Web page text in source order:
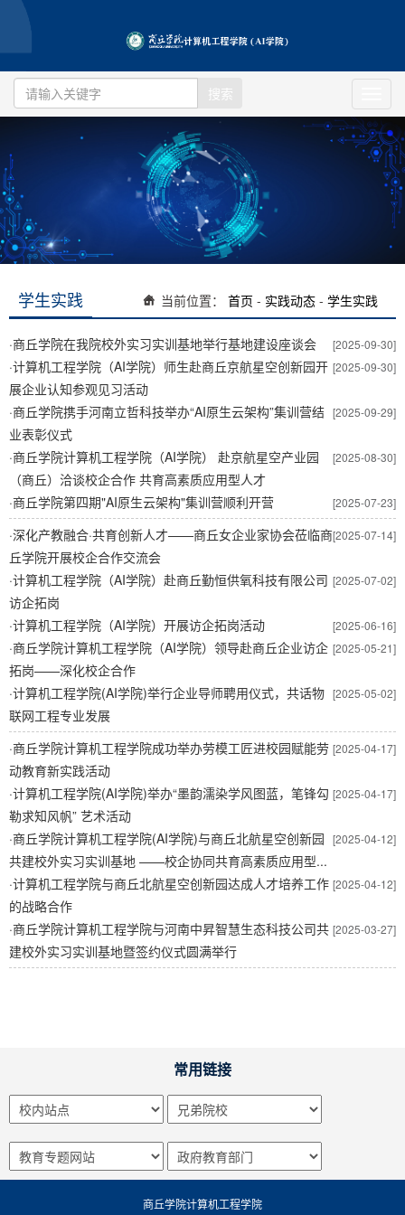
搜索
学生实践 当前位置： 首页 - 实践动态 - 学生实践
[2025-09-30]
·商丘学院在我院校外实习实训基地举行基地建设座谈会
[2025-09-30]
·计算机工程学院（AI学院）师生赴商丘京航星空创新园开
展企业认知参观见习活动
[2025-09-29]
·商丘学院携手河南立哲科技举办“AI原生云架构”集训营结
业表彰仪式
[2025-08-30]
·商丘学院计算机工程学院（AI学院） 赴京航星空产业园
（商丘）洽谈校企合作 共育高素质应用型人才
[2025-07-23]
·商丘学院第四期"AI原生云架构"集训营顺利开营
[2025-07-14]
·深化产教融合·共育创新人才——商丘女企业家协会莅临商
丘学院开展校企合作交流会
[2025-07-02]
·计算机工程学院（AI学院）赴商丘勤恒供氧科技有限公司
访企拓岗
[2025-06-16]
·计算机工程学院（AI学院）开展访企拓岗活动
[2025-05-21]
·商丘学院计算机工程学院（AI学院）领导赴商丘企业访企
拓岗——深化校企合作
[2025-05-02]
·计算机工程学院(AI学院)举行企业导师聘用仪式，共话物
联网工程专业发展
[2025-04-17]
·商丘学院计算机工程学院成功举办劳模工匠进校园赋能劳
动教育新实践活动
[2025-04-17]
·计算机工程学院(AI学院)举办“墨韵濡染学风图蓝，笔锋勾
勒求知风帆” 艺术活动
[2025-04-12]
·商丘学院计算机工程学院(AI学院)与商丘北航星空创新园
共建校外实习实训基地 ——校企协同共育高素质应用型...
[2025-04-12]
·计算机工程学院与商丘北航星空创新园达成人才培养工作
的战略合作
[2025-03-27]
·商丘学院计算机工程学院与河南中昇智慧生态科技公司共
建校外实习实训基地暨签约仪式圆满举行
常用链接
商丘学院计算机工程学院